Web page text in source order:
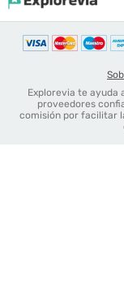
Explorevia te ayuda
proveedores
comisión por facilitar